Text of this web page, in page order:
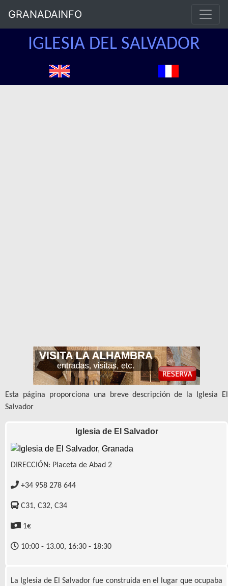
GRANADAINFO
IGLESIA DEL SALVADOR
Esta página proporciona una breve descripción de la Iglesia El
Salvador
Iglesia de El Salvador
DIRECCIÓN: Placeta de Abad 2
+34 958 278 644
C31, C32, C34
1€
10:00 - 13.00, 16:30 - 18:30
La Iglesia de El Salvador fue construida en el lugar que ocupaba